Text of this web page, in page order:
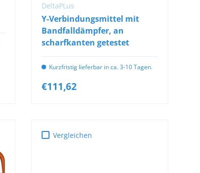
DeltaPLus
Y-Verbindungsmittel mit
Bandfalldämpfer, an
scharfkanten getestet
Kurzfristig lieferbar in ca. 3-10 Tagen.
€111,62
Vergleichen